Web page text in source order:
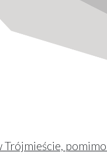
Trójmieście,